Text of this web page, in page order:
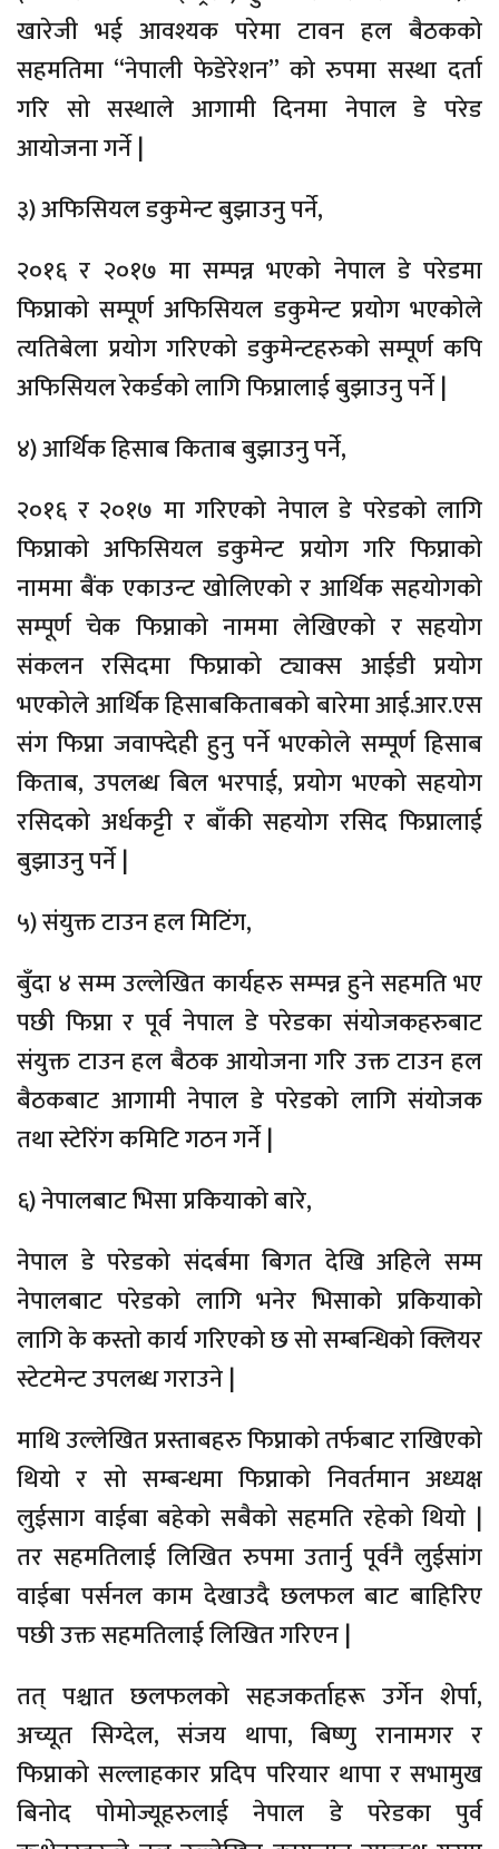
खारेजी भई आवश्यक परेमा टावन हल बैठकको
सहमतिमा “नेपाली फेडेरेशन” को रुपमा सस्था दर्ता
गरि सो सस्थाले आगामी दिनमा नेपाल डे परेड
आयोजना गर्ने |
३) अफिसियल डकुमेन्ट बुझाउनु पर्ने,
२०१६ र २०१७ मा सम्पन्न भएको नेपाल डे परेडमा
फिप्नाको सम्पूर्ण अफिसियल डकुमेन्ट प्रयोग भएकोले
त्यतिबेला प्रयोग गरिएको डकुमेन्टहरुको सम्पूर्ण कपि
अफिसियल रेकर्डको लागि फिप्नालाई बुझाउनु पर्ने |
४) आर्थिक हिसाब किताब बुझाउनु पर्ने,
२०१६ र २०१७ मा गरिएको नेपाल डे परेडको लागि
फिप्नाको अफिसियल डकुमेन्ट प्रयोग गरि फिप्नाको
नाममा बैंक एकाउन्ट खोलिएको र आर्थिक सहयोगको
सम्पूर्ण चेक फिप्नाको नाममा लेखिएको र सहयोग
संकलन रसिदमा फिप्नाको ट्याक्स आईडी प्रयोग
भएकोले आर्थिक हिसाबकिताबको बारेमा आई.आर.एस
संग फिप्ना जवाफ्देही हुनु पर्ने भएकोले सम्पूर्ण हिसाब
किताब, उपलब्ध बिल भरपाई, प्रयोग भएको सहयोग
रसिदको अर्धकट्टी र बाँकी सहयोग रसिद फिप्नालाई
बुझाउनु पर्ने |
५) संयुक्त टाउन हल मिटिंग,
बुँदा ४ सम्म उल्लेखित कार्यहरु सम्पन्न हुने सहमति भए
पछी फिप्ना र पूर्व नेपाल डे परेडका संयोजकहरुबाट
संयुक्त टाउन हल बैठक आयोजना गरि उक्त टाउन हल
बैठकबाट आगामी नेपाल डे परेडको लागि संयोजक
तथा स्टेरिंग कमिटि गठन गर्ने |
६) नेपालबाट भिसा प्रकियाको बारे,
नेपाल डे परेडको संदर्बमा बिगत देखि अहिले सम्म
नेपालबाट परेडको लागि भनेर भिसाको प्रकियाको
लागि के कस्तो कार्य गरिएको छ सो सम्बन्धिको क्लियर
स्टेटमेन्ट उपलब्ध गराउने |
माथि उल्लेखित प्रस्ताबहरु फिप्नाको तर्फबाट राखिएको
थियो र सो सम्बन्धमा फिप्नाको निवर्तमान अध्यक्ष
लुईसाग वाईबा बहेको सबैको सहमति रहेको थियो |
तर सहमतिलाई लिखित रुपमा उतार्नु पूर्वनै लुईसांग
वाईबा पर्सनल काम देखाउदै छलफल बाट बाहिरिए
पछी उक्त सहमतिलाई लिखित गरिएन |
तत् पश्चात छलफलको सहजकर्ताहरू उर्गेन शेर्पा,
अच्यूत सिग्देल, संजय थापा, बिष्णु रानामगर र
फिप्नाको सल्लाहकार प्रदिप परियार थापा र सभामुख
बिनोद पोमोज्यूहरुलाई नेपाल डे परेडका पुर्व